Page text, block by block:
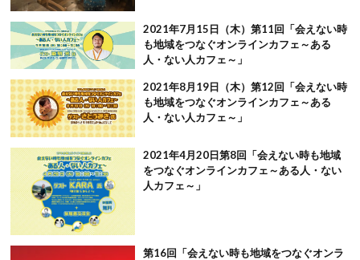
2021年7月15日（木）第11回「会えない時
も地域をつなぐオンラインカフェ～ある
人・ない人カフェ～」
2021年8月19日（木）第12回「会えない時
も地域をつなぐオンラインカフェ～ある
人・ない人カフェ～」
2021年4月20日第8回「会えない時も地域
をつなぐオンラインカフェ～ある人・ない
人カフェ～」
第16回「会えない時も地域をつなぐオンラ